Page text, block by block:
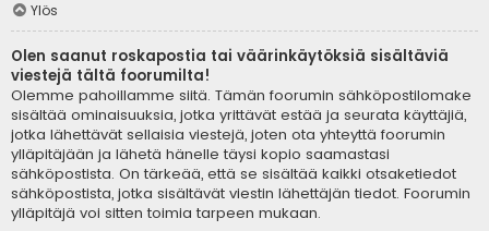
Ylös
Olen saanut roskapostia tai väärinkäytöksiä sisältäviä
viestejä tältä foorumilta!
Olemme pahoillamme siitä. Tämän foorumin sähköpostilomake
sisältää ominaisuuksia, jotka yrittävät estää ja seurata käyttäjiä,
jotka lähettävät sellaisia viestejä, joten ota yhteyttä foorumin
ylläpitäjään ja lähetä hänelle täysi kopio saamastasi
sähköpostista. On tärkeää, että se sisältää kaikki otsaketiedot
sähköpostista, jotka sisältävät viestin lähettäjän tiedot. Foorumin
ylläpitäjä voi sitten toimia tarpeen mukaan.